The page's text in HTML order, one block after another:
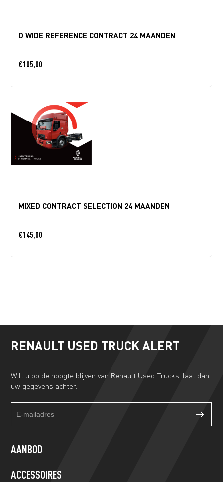
D WIDE REFERENCE CONTRACT 24 MAANDEN
€105,00
MIXED CONTRACT SELECTION 24 MAANDEN
€145,00
RENAULT USED TRUCK ALERT
Wilt u op de hoogte blijven van Renault Used Trucks, laat dan
uw gegevens achter.
footer
human,
leave
field
AANBOD
ACCESSOIRES